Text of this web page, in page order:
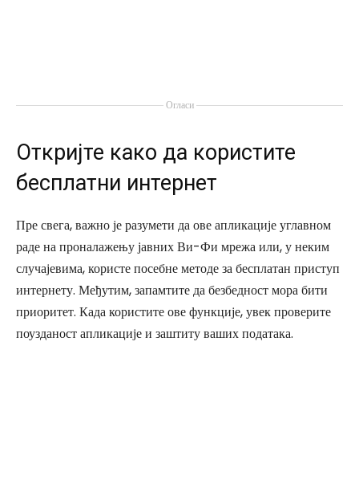
Огласи
Откријте како да користите
бесплатни интернет
Пре свега, важно је разумети да ове апликације углавном
раде на проналажењу јавних Ви-Фи мрежа или, у неким
случајевима, користе посебне методе за бесплатан приступ
интернету. Међутим, запамтите да безбедност мора бити
приоритет. Када користите ове функције, увек проверите
поузданост апликације и заштиту ваших података.